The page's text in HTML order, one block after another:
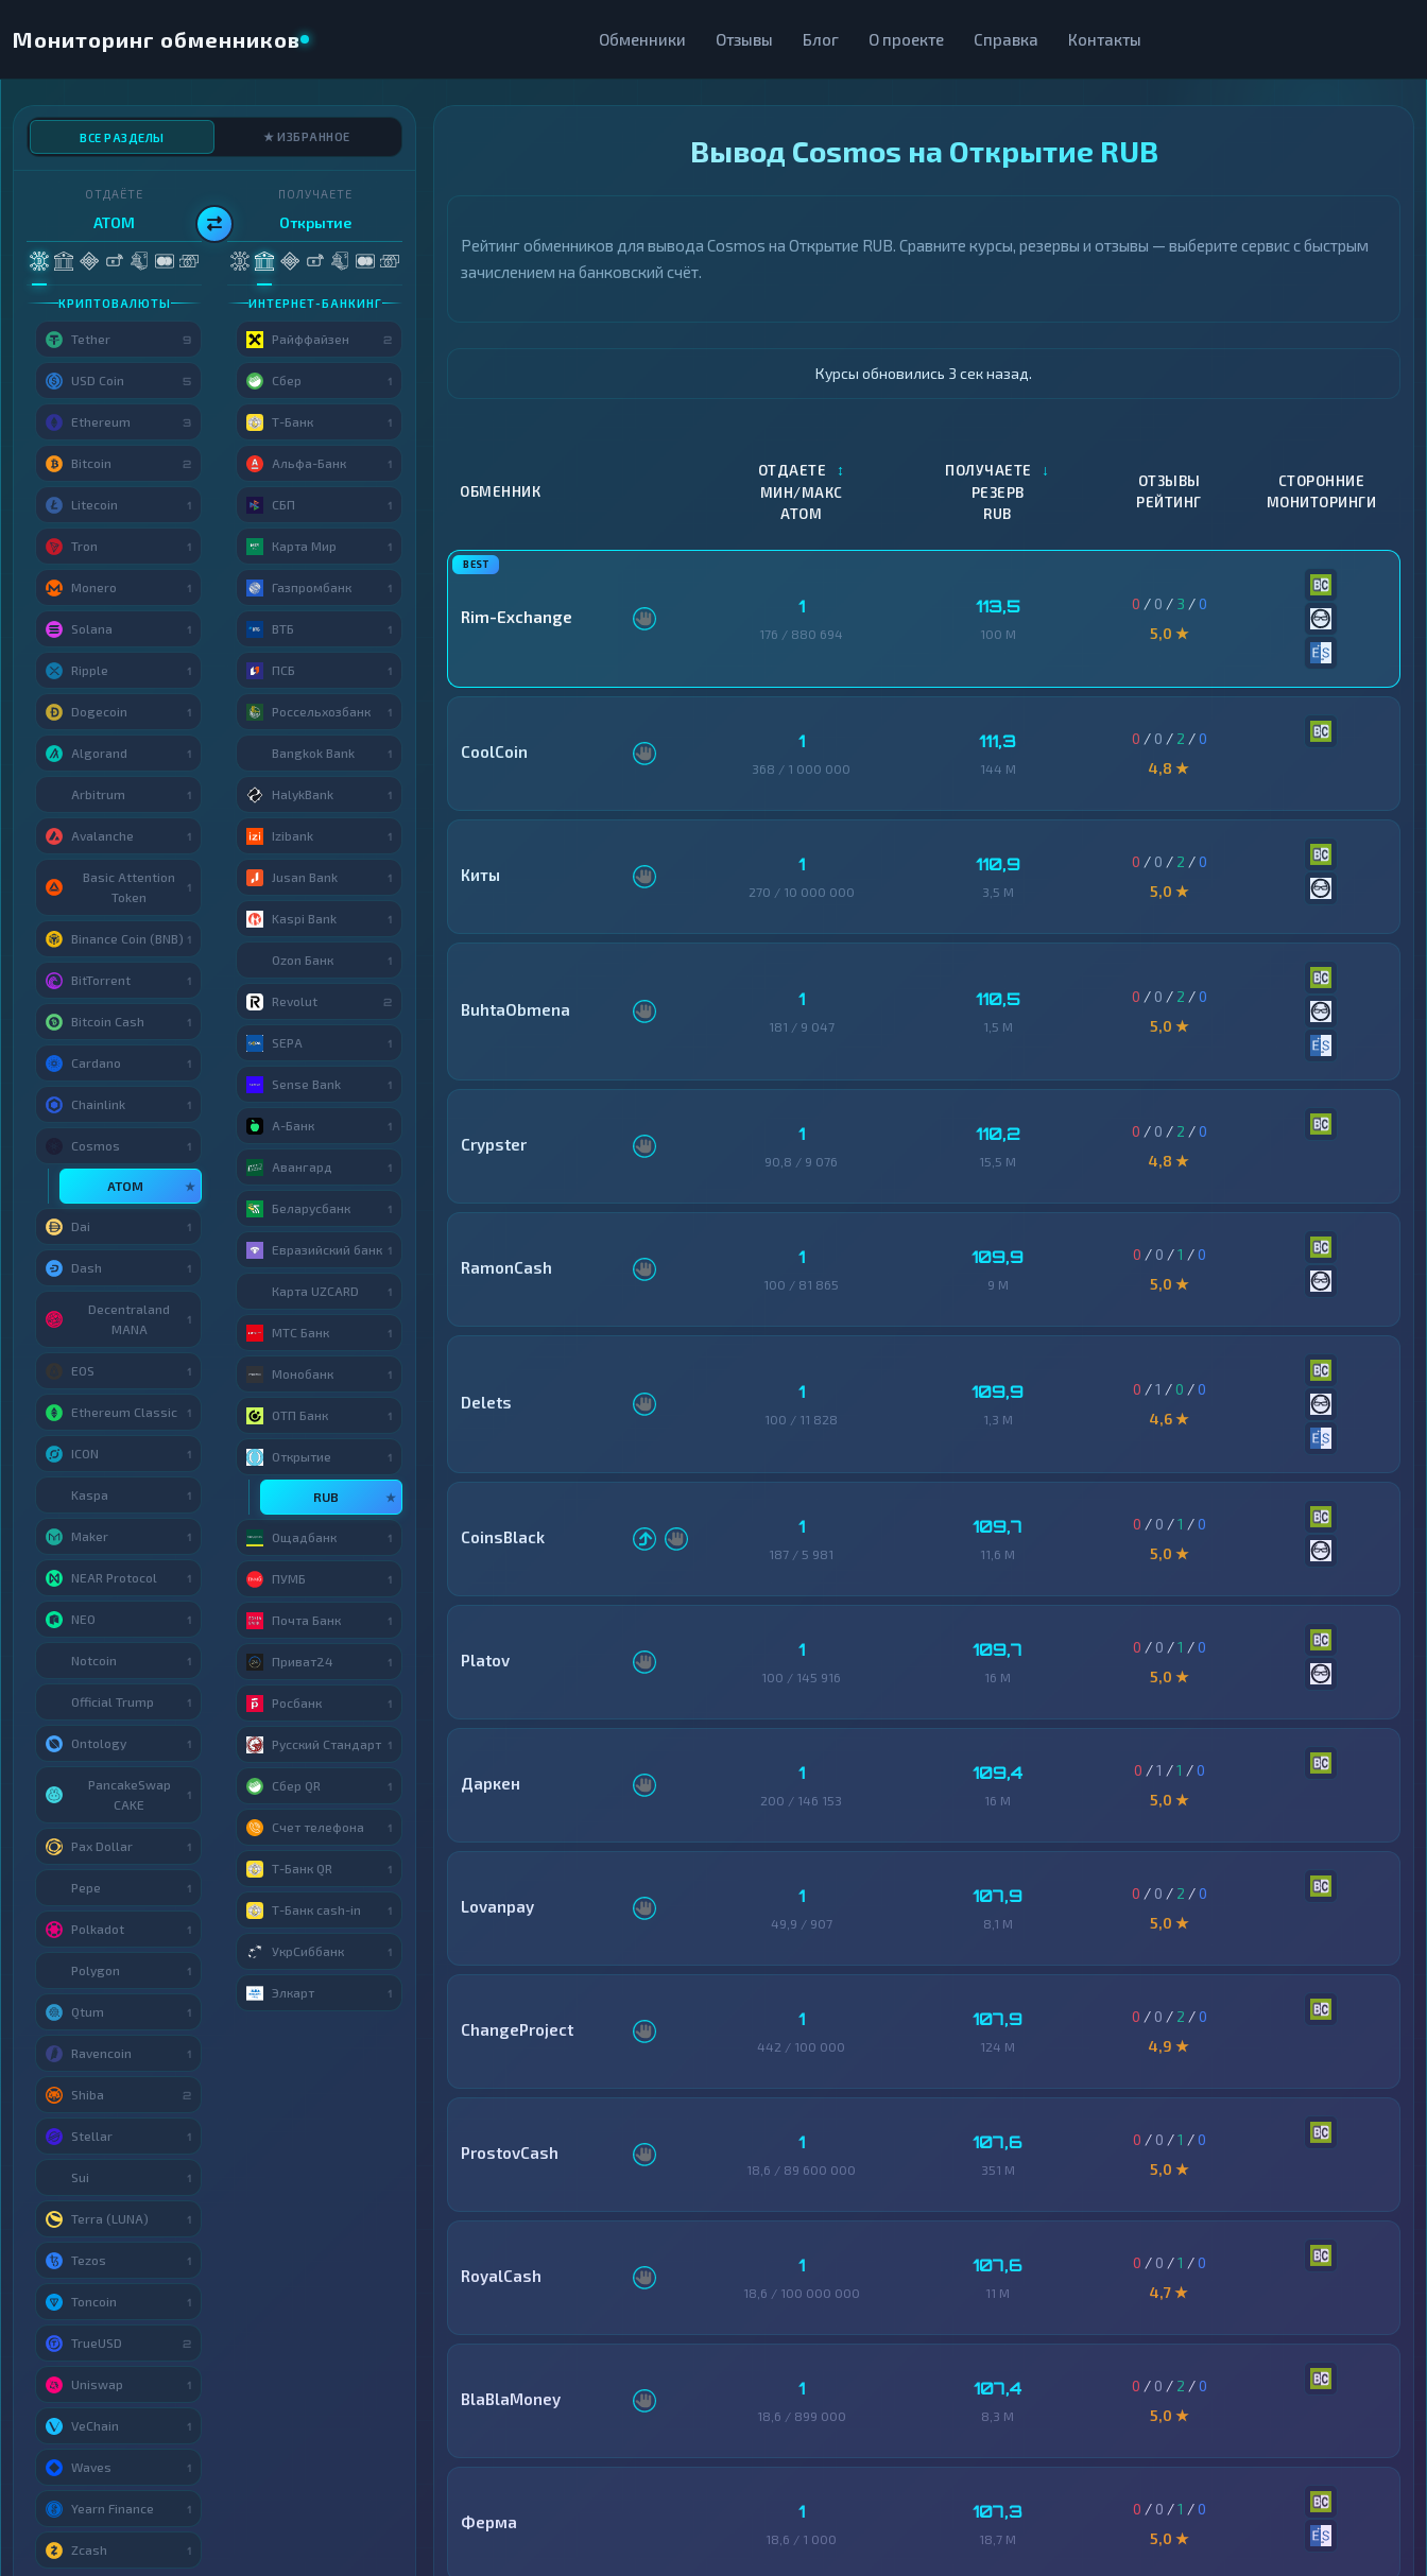
Мониторинг обменников Обменники Отзывы Блог О проекте Справка Контакты
Вывод Cosmos на Открытие RUB
Рейтинг обменников для вывода Cosmos на Открытие RUB. Сравните курсы, резервы и отзывы — выберите сервис с быстрым
зачислением на банковский счёт.
Курсы обновились 4 сек назад.
ОБМЕННИК
ОТДАЕТЕ ↕
МИН/МАКС
ATOM
ПОЛУЧАЕТЕ ↓
РЕЗЕРВ
RUB
ОТЗЫВЫ
РЕЙТИНГ
СТОРОННИЕ
МОНИТОРИНГИ
Rim-Exchange 1
176 / 880 694
113,5
100 M
0 / 0 / 3 /0
5,0 ★
CoolCoin 1
368 / 1 000 000
111,3
144 M
0 / 0 / 2 /0
4,8 ★
Киты 1
270 / 10 000 000
110,9
3,5 M
0 / 0 / 2 /0
5,0 ★
BuhtaObmena 1
181 / 9 047
110,5
1,5 M
0 / 0 / 2 /0
5,0 ★
Crypster 1
90,8 / 9 076
110,2
15,5 M
0 / 0 / 2 /0
4,8 ★
RamonCash 1
100 / 81 865
109,9
9 M
0 / 0 /1 /0
5,0 ★
Delets 1
100 / 11 828
109,9
1,3 M
0 /1 / 0 /0
4,6 ★
CoinsBlack 1
187 / 5 981
109,7
11,6 M
0 / 0 /1 /0
5,0 ★
Platov 1
100 / 145 916
109,7
16 M
0 / 0 /1 /0
5,0 ★
Даркен 1
200 / 146 153
109,4
16 M
0 /1 /1 /0
5,0 ★
Lovanpay 1
49,9 / 907
107,9
8,1 M
0 / 0 / 2 /0
5,0 ★
ChangeProject 1
442 / 100 000
107,9
124 M
0 / 0 / 2 /0
4,9 ★
ProstovCash 1
18,6 / 89 600 000
107,6
351 M
0 / 0 /1 /0
5,0 ★
RoyalCash 1
18,6 / 100 000 000
107,6
11 M
0 / 0 /1 /0
4,7 ★
BlaBlaMoney 1
18,6 / 899 000
107,4
8,3 M
0 / 0 / 2 /0
5,0 ★
Ферма 1
18,6 / 1 000
107,3
18,7 M
0 / 0 /1 /0
5,0 ★
ВСЕ РАЗДЕЛЫ ★ ИЗБРАННОЕ
ОТДАЁТЕ
ATOM
КРИПТОВАЛЮТЫ
Tether 9
USD Coin 5
Ethereum 3
Bitcoin 2
Litecoin 1
Tron 1
Monero 1
Solana 1
Ripple 1
Dogecoin 1
Algorand 1
Arbitrum 1
Avalanche 1
Basic Attention
Token
1
Binance Coin (BNB) 1
BitTorrent 1
Bitcoin Cash 1
Cardano 1
Chainlink 1
Cosmos 1
ATOM ★
Dai 1
Dash 1
Decentraland
MANA
1
EOS 1
Ethereum Classic 1
ICON 1
Kaspa 1
Maker 1
NEAR Protocol 1
NEO 1
Notcoin 1
Official Trump 1
Ontology 1
PancakeSwap
CAKE
1
Pax Dollar 1
Pepe 1
Polkadot 1
Polygon 1
Qtum 1
Ravencoin 1
Shiba 2
Stellar 1
Sui 1
Terra (LUNA) 1
Tezos 1
Toncoin 1
TrueUSD 2
Uniswap 1
VeChain 1
Waves 1
Yearn Finance 1
Zcash 1
ПОЛУЧАЕТЕ
Открытие
ИНТЕРНЕТ-БАНКИНГ
Райффайзен 2
Сбер 1
Т-Банк 1
Альфа-Банк 1
СБП 1
Карта Мир 1
Газпромбанк 1
ВТБ 1
ПСБ 1
Россельхозбанк 1
Bangkok Bank 1
HalykBank 1
Izibank 1
Jusan Bank 1
Kaspi Bank 1
Ozon Банк 1
Revolut 2
SEPA 1
Sense Bank 1
А-Банк 1
Авангард 1
Беларусбанк 1
Евразийский банк 1
Карта UZCARD 1
МТС Банк 1
Монобанк 1
ОТП Банк 1
Открытие 1
RUB ★
Ощадбанк 1
ПУМБ 1
Почта Банк 1
Приват24 1
Росбанк 1
Русский Стандарт 1
Сбер QR 1
Счет телефона 1
Т-Банк QR 1
Т-Банк cash-in 1
УкрСиббанк 1
Элкарт 1